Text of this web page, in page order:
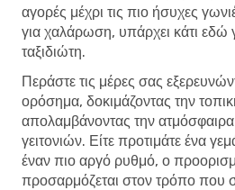
αγορές μέχρι τις πιο ήσυχες
για χαλάρωση, υπάρχει κάτι εδώ
ταξιδιώτη.
Περάστε τις μέρες σας
ορόσημα, δοκιμάζοντας την
απολαμβάνοντας την
γειτονιών. Είτε προτιμάτε ένα
έναν πιο αργό ρυθμό, ο
προσαρμόζεται στον τρόπο που